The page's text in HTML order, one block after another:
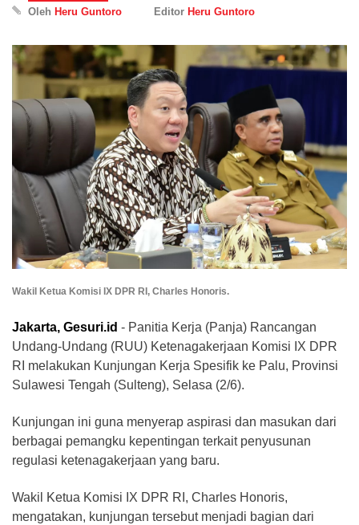
Oleh Heru Guntoro Editor Heru Guntoro
Wakil Ketua Komisi IX DPR RI, Charles Honoris.
Jakarta, Gesuri.id - Panitia Kerja (Panja) Rancangan
Undang-Undang (RUU) Ketenagakerjaan Komisi IX DPR
RI melakukan Kunjungan Kerja Spesifik ke Palu, Provinsi
Sulawesi Tengah (Sulteng), Selasa (2/6).
Kunjungan ini guna menyerap aspirasi dan masukan dari
berbagai pemangku kepentingan terkait penyusunan
regulasi ketenagakerjaan yang baru.
Wakil Ketua Komisi IX DPR RI, Charles Honoris,
mengatakan, kunjungan tersebut menjadi bagian dari